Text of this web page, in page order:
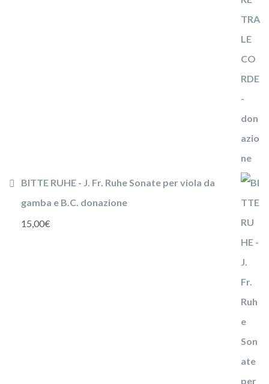
BITTE RUHE - J. Fr. Ruhe Sonate per viola da
gamba e B.C. donazione
15,00€